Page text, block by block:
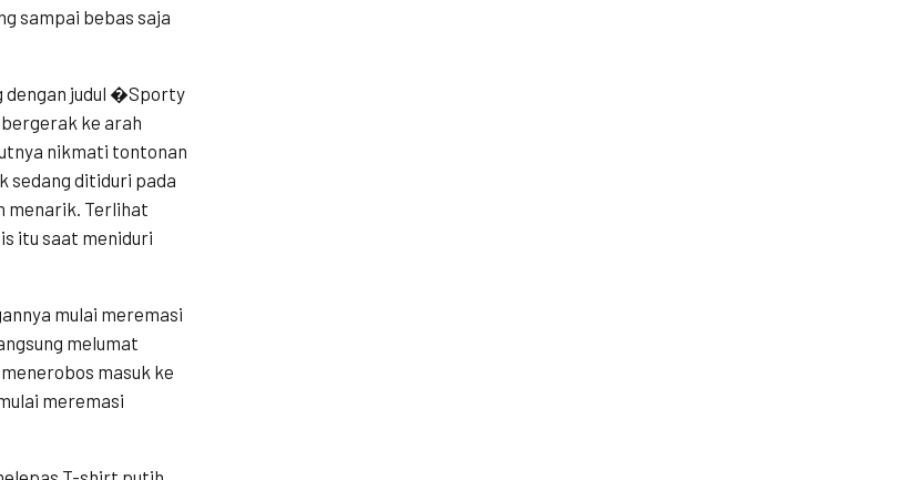
sampai bebas saja
dengan judul �Sporty
bergerak ke arah
nikmati tontonan
sedang ditiduri pada
menarik. Terlihat
itu saat meniduri
mulai meremasi
melumat
masuk ke
meremasi